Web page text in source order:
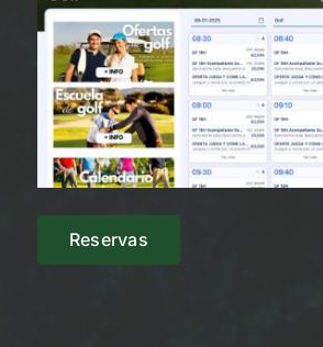
Reservas